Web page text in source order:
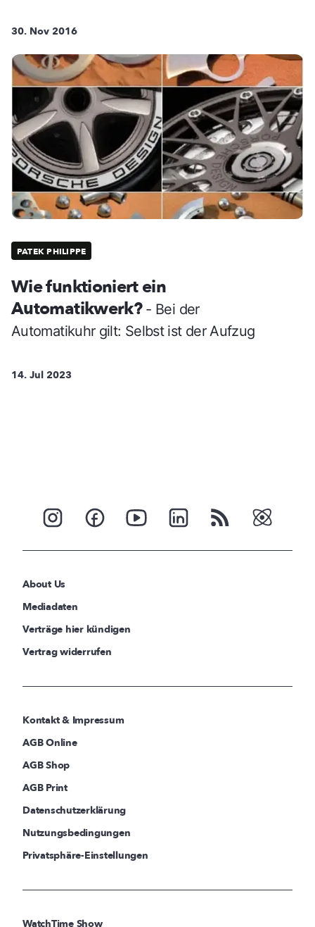
30. Nov 2016
PATEK PHILIPPE
Wie funktioniert ein
Automatikwerk? - Bei der
Automatikuhr gilt: Selbst ist der Aufzug
14. Jul 2023
About Us
Mediadaten
Verträge hier kündigen
Vertrag widerrufen
Kontakt & Impressum
AGB Online
AGB Shop
AGB Print
Datenschutzerklärung
Nutzungsbedingungen
Privatsphäre-Einstellungen
WatchTime Show